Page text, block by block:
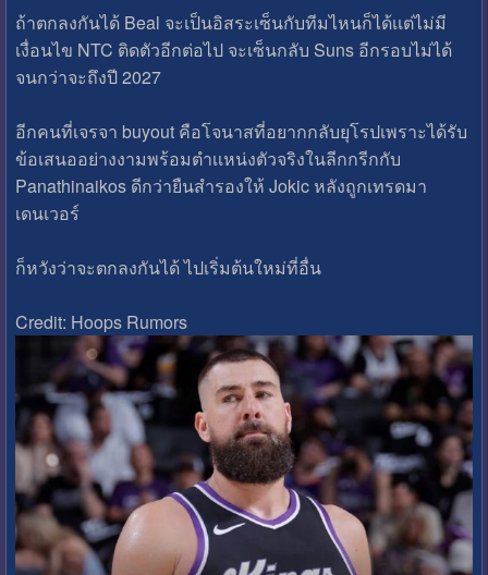
ถ้าตกลงกันได้ Beal จะเป็นอิสระเซ็นกับทีมไหนก็ได้เเต่ไม่มี
เงื่อนไข NTC ติดตัวอีกต่อไป จะเซ็นกลับ Suns อีกรอบไม่ได้
จนกว่าจะถึงปี 2027
อีกคนที่เจรจา buyout คือโจนาสที่อยากกลับยุโรปเพราะได้รับ
ข้อเสนออย่างงามพร้อมตําเเหน่งตัวจริงในลีกกรีกกับ
Panathinaikos ดีกว่ายืนสํารองให้ Jokic หลังถูกเทรดมา
เดนเวอร์
ก็หวังว่าจะตกลงกันได้ ไปเริ่มต้นใหม่ที่อื่น
Credit: Hoops Rumors